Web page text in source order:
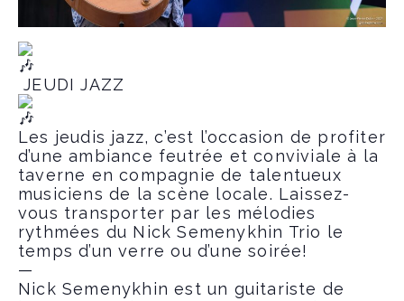
JEUDI JAZZ
Les jeudis jazz, c’est l’occasion de profiter
d’une ambiance feutrée et conviviale à la
taverne en compagnie de talentueux
musiciens de la scène locale. Laissez-
vous transporter par les mélodies
rythmées du Nick Semenykhin Trio le
temps d’un verre ou d’une soirée!
—
Nick Semenykhin est un guitariste de